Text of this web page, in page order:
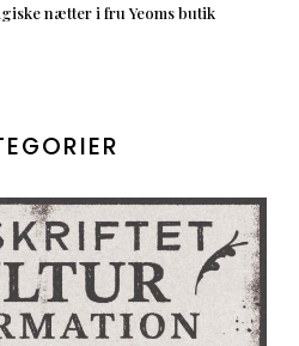
nætter i fru Yeoms butik